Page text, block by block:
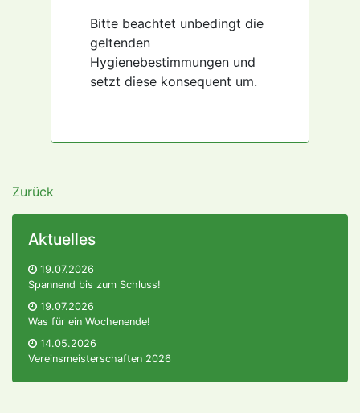
Bitte beachtet unbedingt die
geltenden
Hygienebestimmungen und
setzt diese konsequent um.
Zurück
Aktuelles
19.07.2026
Spannend bis zum Schluss!
19.07.2026
Was für ein Wochenende!
14.05.2026
Vereinsmeisterschaften 2026